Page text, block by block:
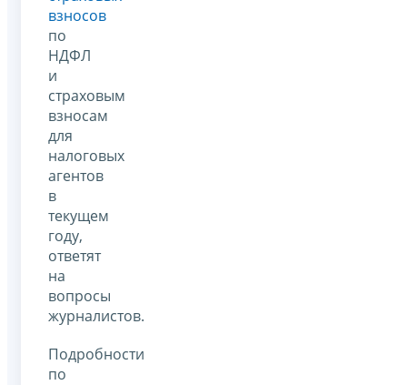
взносов
по
НДФЛ
и
страховым
взносам
для
налоговых
агентов
в
текущем
году,
ответят
на
вопросы
журналистов.
Подробности
по